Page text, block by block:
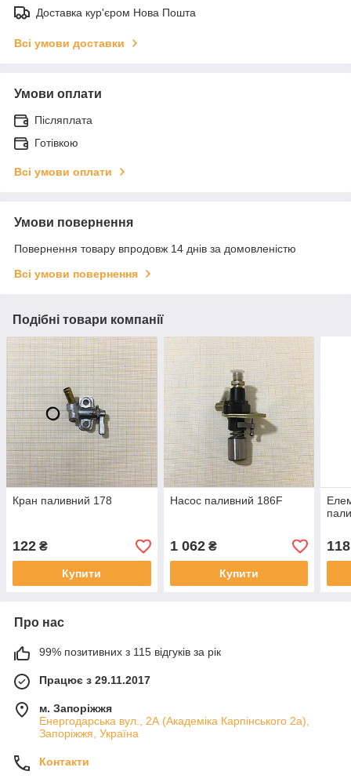
Доставка кур'єром Нова Пошта
Всі умови доставки
Умови оплати
Післяплата
Готівкою
Всі умови оплати
Умови повернення
Повернення товару впродовж 14 днів за домовленістю
Всі умови повернення
Подібні товари компанії
Кран паливний 178
122 ₴
Купити
Насос паливний 186F
1 062₴
Купити
118
Про нас
99% позитивних з 115 відгуків за рік
Працює з 29.11.2017
м. Запоріжжя
Енергодарська вул., 2А (Академіка Карпінського 2а),
Запоріжжя, Україна
Контакти